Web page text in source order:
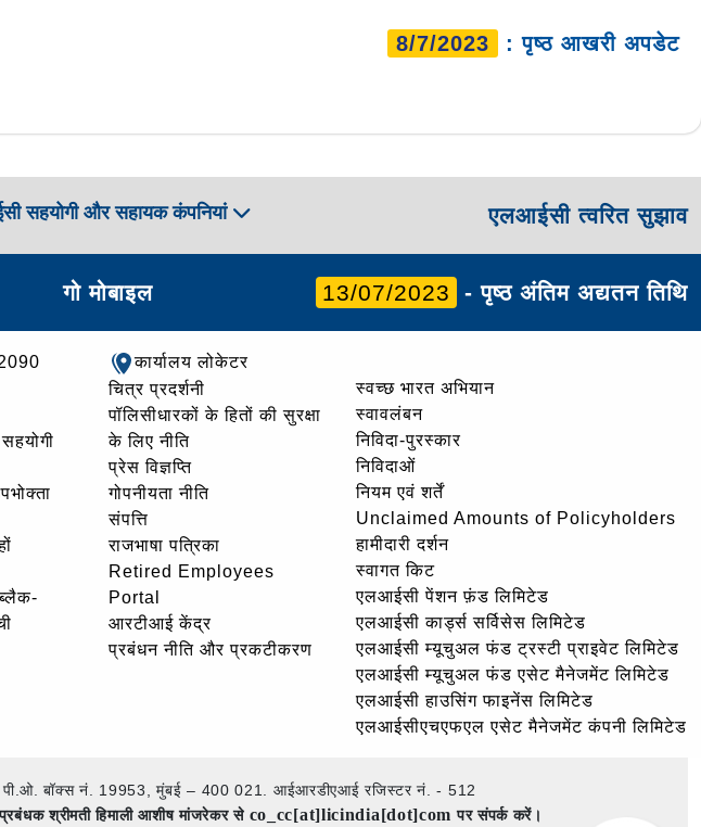
8/7/2023 : पृष्ठ आखरी अपडेट
सहयोगी और सहायक कंपनियां एलआईसी त्वरित सुझाव
गो मोबाइल 13/07/2023 - पृष्ठ अंतिम अद्यतन तिथि
कार्यालय लोकेटर
चित्र प्रदर्शनी
पॉलिसीधारकों के हितों की सुरक्षा
के लिए नीति
प्रेस विज्ञप्ति
गोपनीयता नीति
संपत्ति
राजभाषा पत्रिका
Retired Employees
Portal
आरटीआई केंद्र
प्रबंधन नीति और प्रकटीकरण
स्वच्छ भारत अभियान
स्वावलंबन
निविदा-पुरस्कार
निविदाओं
नियम एवं शर्तें
Unclaimed Amounts of Policyholders
हामीदारी दर्शन
स्वागत किट
एलआईसी पेंशन फ़ंड लिमिटेड
एलआईसी कार्ड्स सर्विसेस लिमिटेड
एलआईसी म्यूचुअल फंड ट्रस्टी प्राइवेट लिमिटेड
एलआईसी म्यूचुअल फंड एसेट मैनेजमेंट लिमिटेड
एलआईसी हाउसिंग फाइनेंस लिमिटेड
एलआईसीएचएफएल एसेट मैनेजमेंट कंपनी लिमिटेड
पी.ओ. बॉक्स नं. 19953, मुंबई – 400 021. आईआरडीएआई रजिस्टर नं. - 512
श्रीमती हिमाली आशीष मांजरेकर से co_cc[at]licindia[dot]comपर संपर्क करें।